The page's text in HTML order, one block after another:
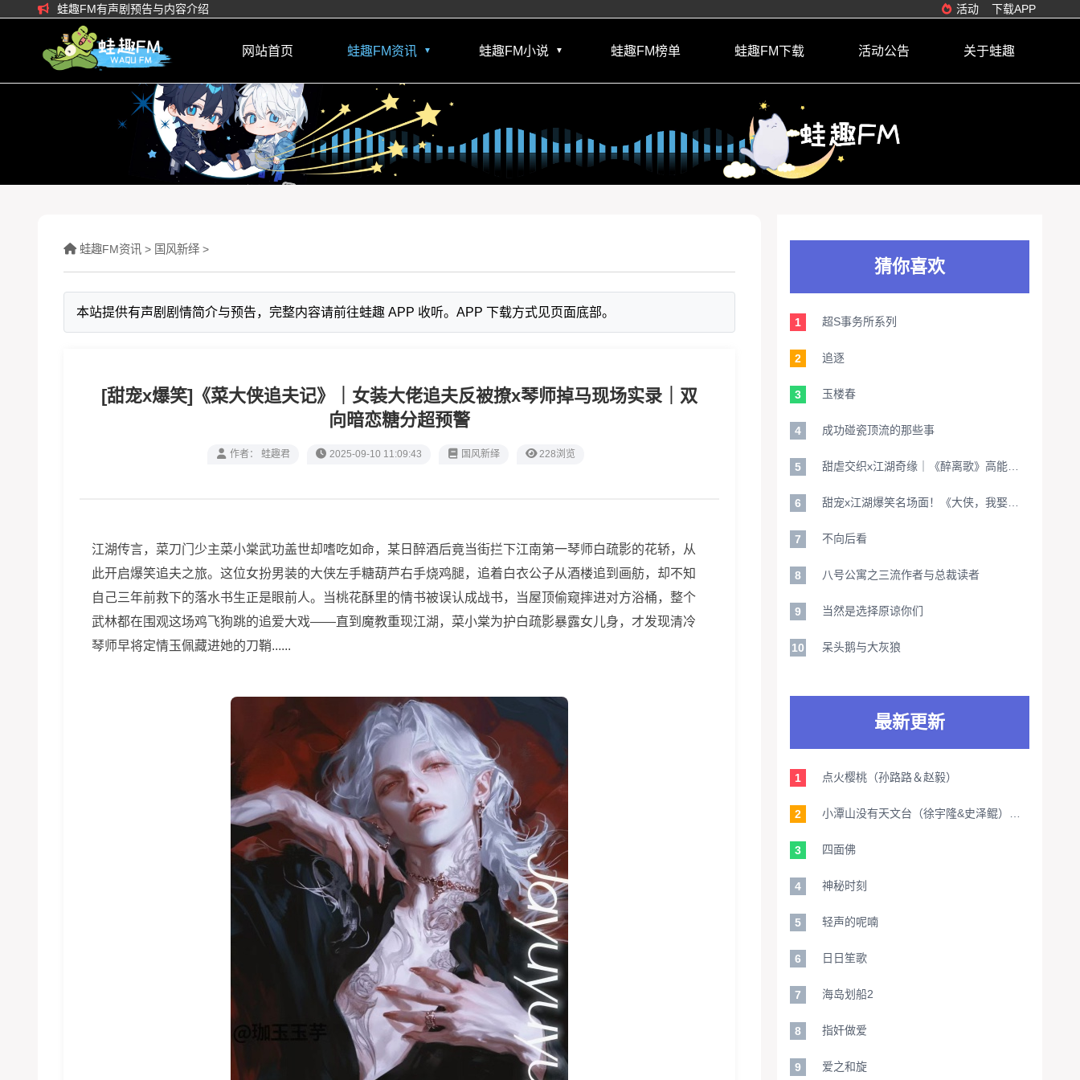
蛙趣FM有声剧预告与内容介绍 活动 下载APP
网站首页 蛙趣FM资讯 ▼ 蛙趣FM小说 ▼ 蛙趣FM榜单 蛙趣FM下载 活动公告 关于蛙趣
蛙趣FM资讯 > ‌国风新绎 >
本站提供有声剧剧情简介与预告，完整内容请前往蛙趣 APP 收听。APP 下载方式见页面底部。
[甜宠x爆笑]《菜大侠追夫记》｜女装大佬追夫反被撩x琴师掉马现场实录｜双
向暗恋糖分超预警
作者： 蛙趣君 2025-09-10 11:09:43 ‌国风新绎 228浏览
江湖传言，菜刀门少主菜小棠武功盖世却嗜吃如命，某日醉酒后竟当街拦下江南第一琴师白疏影的花轿，从
此开启爆笑追夫之旅。这位女扮男装的大侠左手糖葫芦右手烧鸡腿，追着白衣公子从酒楼追到画舫，却不知
自己三年前救下的落水书生正是眼前人。当桃花酥里的情书被误认成战书，当屋顶偷窥摔进对方浴桶，整个
武林都在围观这场鸡飞狗跳的追爱大戏——直到魔教重现江湖，菜小棠为护白疏影暴露女儿身，才发现清冷
琴师早将定情玉佩藏进她的刀鞘......
猜你喜欢
1 超S事务所系列
2 追逐
3 玉楼春
4 成功碰瓷顶流的那些事
5
6
7 不向后看
8 八号公寓之三流作者与总裁读者
9 当然是选择原谅你们
10 呆头鹅与大灰狼
最新更新
1 点火樱桃（孙路路＆赵毅）
2
3 四面佛
4 神秘时刻
5 轻声的呢喃
6 日日笙歌
7 海岛划船2
8 指奸做爱
9 爱之和旋